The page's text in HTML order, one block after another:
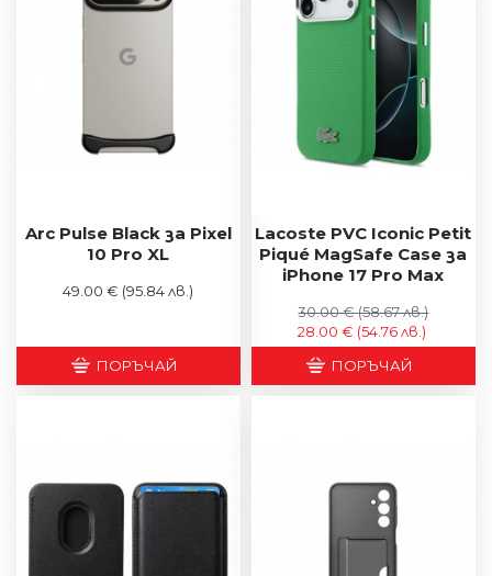
Arc Pulse Black за Pixel
10 Pro XL
49.00 € (95.84 лв.)
ПОРЪЧАЙ
Lacoste PVC Iconic Petit
Piqué MagSafe Case за
iPhone 17 Pro Max
28.00 € (54.76 лв.)
30.00 €(58.67 лв.)
ПОРЪЧАЙ